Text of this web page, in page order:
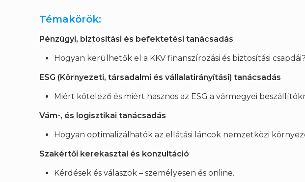
Témakörök:
Pénzügyi, biztosítási és befektetési tanácsadás
Hogyan kerülhetők el a KKV finanszírozási és biztosítási csapdái?
ESG (Környezeti, társadalmi és vállalatirányítási) tanácsadás
Miért kötelező és miért hasznos az ESG a vármegyei
Vám-, és logisztikai tanácsadás
Hogyan optimalizálhatók az ellátási láncok nemzetközi
Szakértői kerekasztal és konzultáció
Kérdések és válaszok – személyesen és online.